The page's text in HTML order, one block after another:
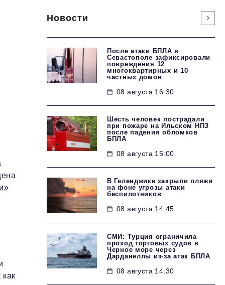
Новости
После атаки БПЛА в
Севастополе зафиксировали
повреждения 12
многоквартирных и 10
частных домов
08 августа 16:30
Шесть человек пострадали
при пожаре на Ильском НПЗ
после падения обломков
БПЛА
08 августа 15:00
В Геленджике закрыли пляжи
на фоне угрозы атаки
беспилотников
08 августа 14:45
СМИ: Турция ограничила
проход торговых судов в
Черное море через
Дарданеллы из-за атак БПЛА
08 августа 14:30